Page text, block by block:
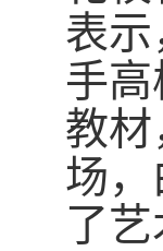
表
手
教
场
了